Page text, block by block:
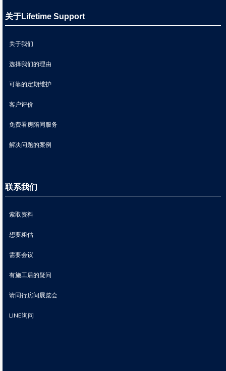
关于Lifetime Support
关于我们
选择我们的理由
可靠的定期维护
客户评价
免费看房陪同服务
解决问题的案例
联系我们
索取资料
想要粗估
需要会议
有施工后的疑问
请同行房间展览会
LINE询问